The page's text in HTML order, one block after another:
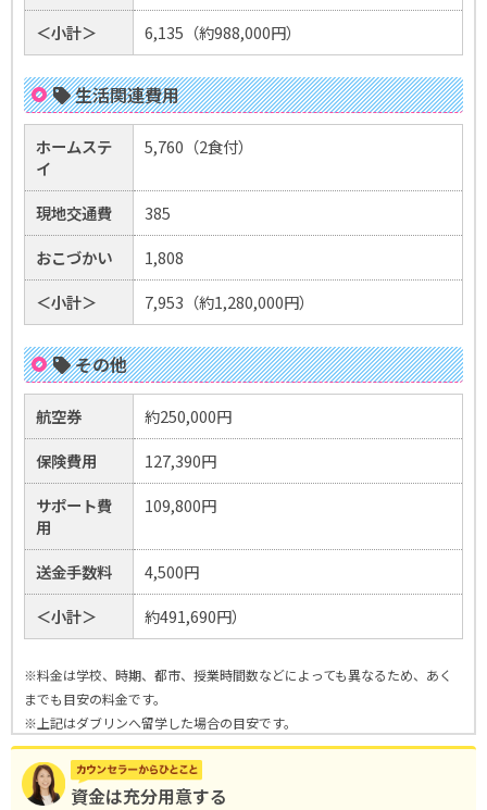
＜小計＞
6,135（約988,000円）
生活関連費用
ホームステ
イ
5,760（2食付）
現地交通費
385
おこづかい
1,808
＜小計＞
7,953（約1,280,000円）
その他
航空券
約250,000円
保険費用
127,390円
サポート費
用
109,800円
送金手数料
4,500円
＜小計＞
約491,690円）
※料金は学校、時期、都市、授業時間数などによっても異なるため、あく
までも目安の料金です。
※上記はダブリンへ留学した場合の目安です。
資金は充分用意する